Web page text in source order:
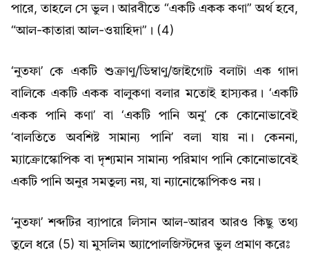
পারে, তাহলে সে ভুল। আরবীতে “একটি একক কণা” অর্থ হবে,
“আল-কাতারা আল-ওয়াহিদা”। (4)
‘নুতফা’ কে একটি শুক্রাণু/ডিম্বাণু/জাইগোট বলাটা এক গাদা
বালিকে একটি একক বালুকণা বলার মতোই হাস্যকর। ‘একটি
একক পানি কণা’ বা ‘একটি পানি অনু’ কে কোনোভাবেই
‘বালতিতে অবশিষ্ট সামান্য পানি’ বলা যায় না। কেননা,
ম্যাক্রোস্কোপিক বা দৃশ্যমান সামান্য পরিমাণ পানি কোনোভাবেই
একটি পানি অনুর সমতুল্য নয়, যা ন্যানোস্কোপিকও নয়।
‘নুতফা’ শব্দটির ব্যাপারে লিসান আল-আরব আরও কিছু তথ্য
তুলে ধরে (5) যা মুসলিম অ্যাপোলজিস্টদের ভুল প্রমাণ করেঃ